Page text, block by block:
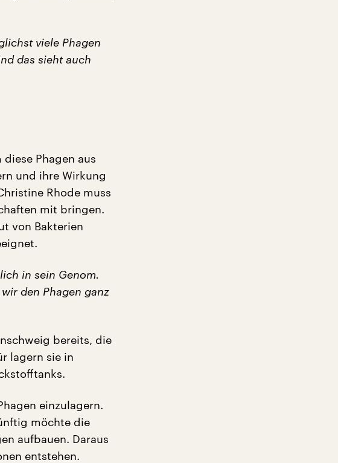
viele Phagen
das sieht auch
Phagen aus
und ihre Wirkung
Rhode muss
mit bringen.
von Bakterien
in sein Genom.
den Phagen ganz
bereits, die
lagern sie in
einzulagern.
möchte die
aufbauen. Daraus
entstehen.